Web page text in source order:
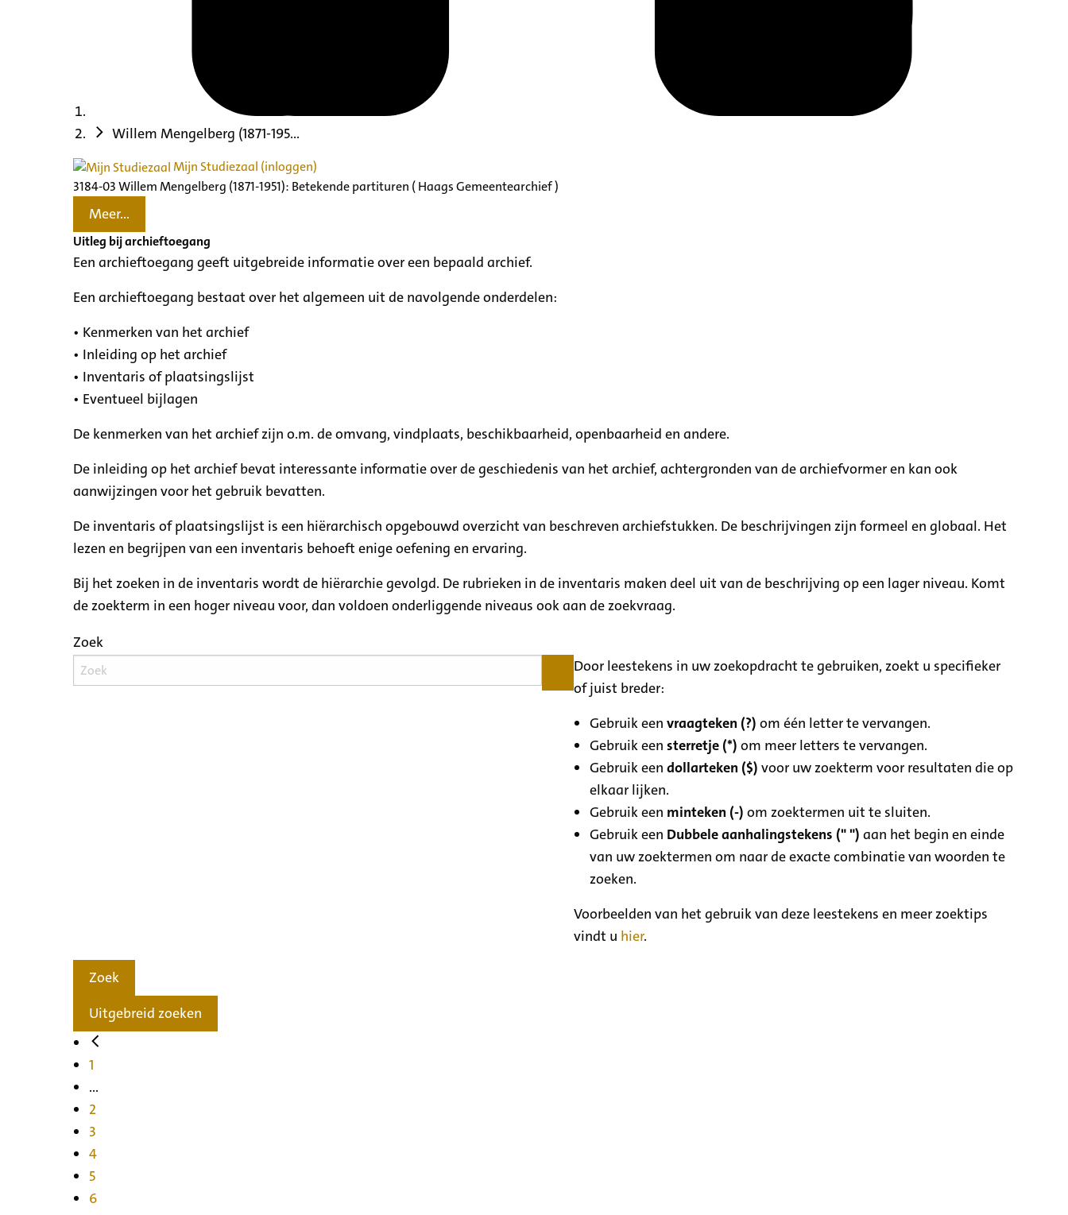
Willem Mengelberg (1871-195...
Mijn Studiezaal (inloggen)
3184-03 Willem Mengelberg (1871-1951): Betekende partituren ( Haags Gemeentearchief )
Meer...
Uitleg bij archieftoegang
Een archieftoegang geeft uitgebreide informatie over een bepaald archief.
Een archieftoegang bestaat over het algemeen uit de navolgende onderdelen:
• Kenmerken van het archief
• Inleiding op het archief
• Inventaris of plaatsingslijst
• Eventueel bijlagen
De kenmerken van het archief zijn o.m. de omvang, vindplaats, beschikbaarheid, openbaarheid en andere.
De inleiding op het archief bevat interessante informatie over de geschiedenis van het archief, achtergronden van de archiefvormer en kan ook
aanwijzingen voor het gebruik bevatten.
De inventaris of plaatsingslijst is een hiërarchisch opgebouwd overzicht van beschreven archiefstukken. De beschrijvingen zijn formeel en globaal. Het
lezen en begrijpen van een inventaris behoeft enige oefening en ervaring.
Bij het zoeken in de inventaris wordt de hiërarchie gevolgd. De rubrieken in de inventaris maken deel uit van de beschrijving op een lager niveau. Komt
de zoekterm in een hoger niveau voor, dan voldoen onderliggende niveaus ook aan de zoekvraag.
Zoek
Door leestekens in uw zoekopdracht te gebruiken, zoekt u specifieker
of juist breder:
Gebruik eenvraagteken (?) om één letter te vervangen.
Gebruik eensterretje (*) om meer letters te vervangen.
Gebruik eendollarteken ($) voor uw zoekterm voor resultaten die op
elkaar lijken.
Gebruik een minteken (-) om zoektermen uit te sluiten.
Gebruik een Dubbele aanhalingstekens (" ") aan het begin en einde
van uw zoektermen om naar de exacte combinatie van woorden te
zoeken.
Voorbeelden van het gebruik van deze leestekens en meer zoektips
vindt u hier.
Zoek
Uitgebreid zoeken
1
...
2
3
4
5
6